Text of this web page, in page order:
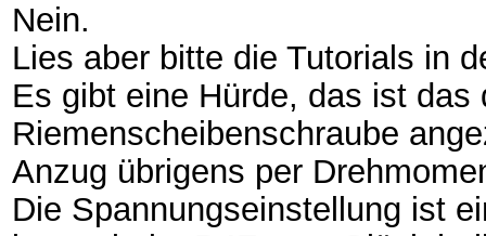
Nein.
Lies aber bitte die Tutorials in
Es gibt eine Hürde, das ist
Riemenscheibenschraube
Anzug übrigens per
Die Spannungseinstellung ist